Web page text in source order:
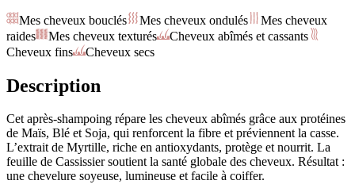
Mes cheveux bouclés Mes cheveux ondulés
Mes cheveux
raides
Mes cheveux texturés
Cheveux abîmés et cassants
Cheveux fins
Cheveux secs
Description
Cet après-shampoing répare les cheveux abîmés grâce aux protéines
de Maïs, Blé et Soja, qui renforcent la fibre et préviennent la casse.
L’extrait de Myrtille, riche en antioxydants, protège et nourrit. La
feuille de Cassissier soutient la santé globale des cheveux. Résultat :
une chevelure soyeuse, lumineuse et facile à coiffer.